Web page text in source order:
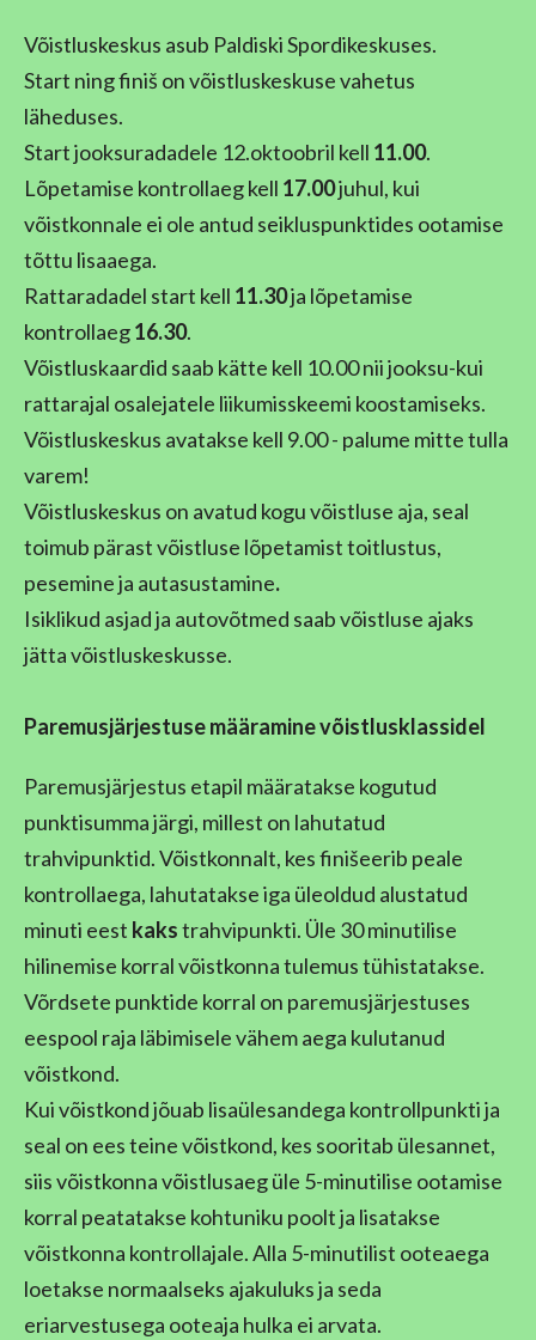
Võistluskeskus asub Paldiski Spordikeskuses.
Start ning finiš on võistluskeskuse vahetus
läheduses.
Start jooksuradadele 12.oktoobril kell 11.00.
Lõpetamise kontrollaeg kell 17.00juhul, kui
võistkonnale ei ole antud seikluspunktides ootamise
tõttu lisaaega.
Rattaradadel start kell 11.30ja lõpetamise
kontrollaeg16.30.
Võistluskaardid saab kätte kell 10.00 nii jooksu-kui
rattarajal osalejatele liikumisskeemi koostamiseks.
Võistluskeskus avatakse kell 9.00 - palume mitte tulla
varem!
Võistluskeskus on avatud kogu võistluse aja, seal
toimub pärast võistluse lõpetamisttoitlustus,
pesemine ja autasustamine.
Isiklikud asjad ja autovõtmed saab võistluse ajaks
jätta võistluskeskusse.
Paremusjärjestuse määramine võistlusklassidel
Paremusjärjestus etapil määratakse kogutud
punktisumma järgi, millest on lahutatud
trahvipunktid. Võistkonnalt, kes finišeerib peale
kontrollaega, lahutatakse iga üleoldud alustatud
minuti eest kakstrahvipunkti. Üle 30 minutilise
hilinemise korral võistkonna tulemus tühistatakse.
Võrdsete punktide korral on paremusjärjestuses
eespool raja läbimisele vähem aega kulutanud
võistkond.
Kui võistkond jõuab lisaülesandega kontrollpunkti ja
seal on ees teine võistkond, kes sooritab ülesannet,
siis võistkonna võistlusaeg üle 5-minutilise ootamise
korral peatatakse kohtuniku poolt ja lisatakse
võistkonna kontrollajale. Alla 5-minutilist ooteaega
loetakse normaalseks ajakuluks ja seda
eriarvestusega ooteaja hulka ei arvata.